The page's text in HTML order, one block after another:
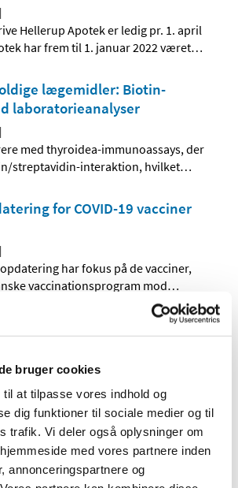
bruger cookies
at tilpasse vores indhold og
dig funktioner til sociale medier og til
trafik. Vi deler også oplysninger om
med vores partnere inden
annonceringspartnere og
|
Hellerup Apotek er ledig pr. 1. april
har frem til 1. januar 2022 været…
lægemidler: Biotin-
laboratorieanalyser
|
med thyroidea-immunoassays, der
streptavidin-interaktion, hvilket…
for COVID-19 vacciner
|
har fokus på de vacciner,
vaccinationsprogram mod…
forlænger
til Medicinpriser for
har besluttet igen at forlænge den
hvor det for COVID-19 vacciner …